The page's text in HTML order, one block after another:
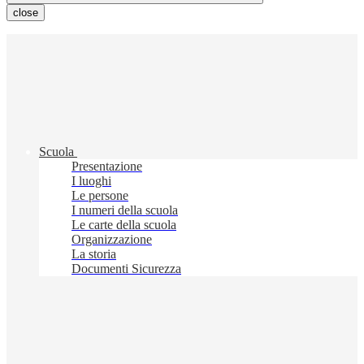
close
Scuola
Presentazione
I luoghi
Le persone
I numeri della scuola
Le carte della scuola
Organizzazione
La storia
Documenti Sicurezza